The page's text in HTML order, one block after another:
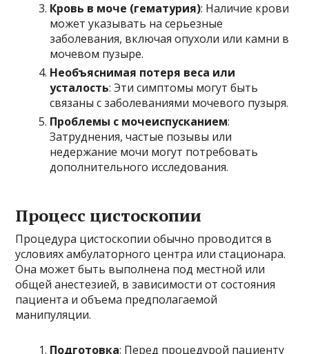
Кровь в моче (гематурия): Наличие крови
может указывать на серьезные
заболевания, включая опухоли или камни в
мочевом пузыре.
Необъяснимая потеря веса или
усталость: Эти симптомы могут быть
связаны с заболеваниями мочевого пузыря.
Проблемы с мочеиспусканием:
Затруднения, частые позывы или
недержание мочи могут потребовать
дополнительного исследования.
Процесс цистоскопии
Процедура цистоскопии обычно проводится в
условиях амбулаторного центра или стационара.
Она может быть выполнена под местной или
общей анестезией, в зависимости от состояния
пациента и объема предполагаемой
манипуляции.
Подготовка: Перед процедурой пациенту